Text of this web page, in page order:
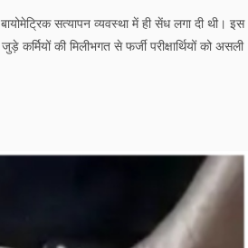
सत्यापन व्यवस्था में ही सेंध लगा दी थी। इस
की मिलीभगत से फर्जी परीक्षार्थियों को असली